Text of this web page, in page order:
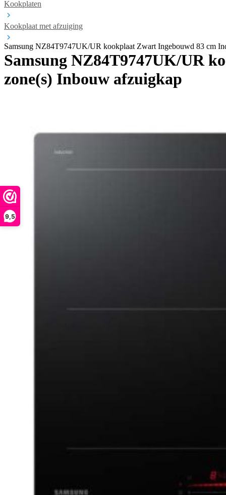
9,5
Kookplaten
Kookplaat met afzuiging
Samsung NZ84T9747UK/UR kookplaat Zwart Ingebouwd 83 cm
Samsung NZ84T9747UK/UR
zone(s) Inbouw afzuigkap